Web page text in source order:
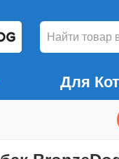
Для